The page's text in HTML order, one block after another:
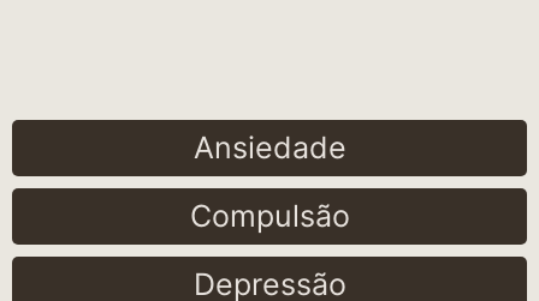
Ansiedade
Compulsão
Depressão